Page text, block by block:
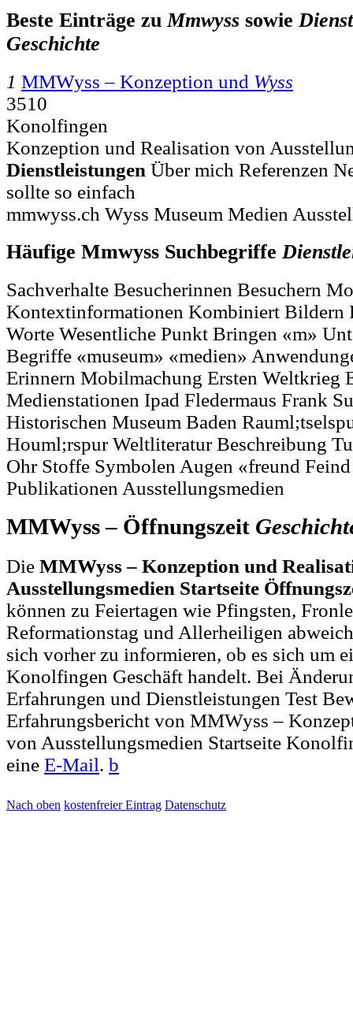
Beste Einträge zuMmwyss sowie
Geschichte
1 MMWyss – Konzeption und Wyss
3510
Konolfingen
Konzeption und Realisation von
Dienstleistungen Über mich Referenzen
sollte so einfach
mmwyss.ch Wyss Museum Medien
Häufige Mmwyss Suchbegriffe
Sachverhalte Besucherinnen Besuchern
Kontextinformationen Kombiniert Bildern
Worte Wesentliche Punkt Bringen «m»
Begriffe «museum» «medien»
Erinnern Mobilmachung Ersten Weltkrieg
Medienstationen Ipad Fledermaus Frank
Historischen Museum Baden
Houml;rspur Weltliteratur Beschreibung
Ohr Stoffe Symbolen Augen «freund
Publikationen Ausstellungsmedien
MMWyss – Öffnungszeit
Die MMWyss – Konzeption und
Ausstellungsmedien Startseite
können zu Feiertagen wie Pfingsten,
Reformationstag und Allerheiligen
sich vorher zu informieren, ob es sich um
Konolfingen Geschäft handelt. Bei
Erfahrungen und Dienstleistungen Test
Erfahrungsbericht von MMWyss –
von Ausstellungsmedien Startseite
eine E-Mail. b
Nach oben kostenfreier Eintrag Datenschutz